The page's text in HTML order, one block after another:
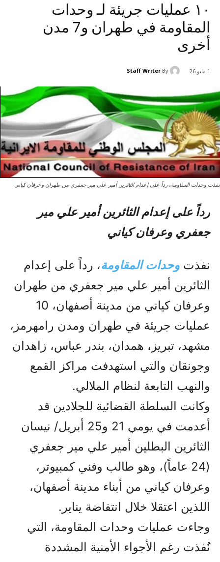
۱۰ عمليات جريئة لـ وحدات
المقاومة في طهران و7 مدن
أخرى
1 مايو 26 By
Staff Writer
نفذت وحدات المقاومة، رداً على إعدام الثائرين أمير علي مير جعفري من طهران وعرفان كياني
رداً على إعدام الثائرين أمير علي مير
جعفري وعرفان كياني
نفذت وحدات المقاومة، رداً على إعدام
الثائرين أمير علي مير جعفري من طهران
وعرفان كياني من مدينة أصفهان، 10
عمليات جريئة في طهران ومدن رامهرمز،
مشهد، تبريز، همدان، بندر عباس، زاهدان
وجونقان والتي استهدفت مراكز القمع
والنهب التابعة لنظام الملالي.
وكانت السلطة القضائية للجلادين قد
أعدمت في يومي 21 و25 أبريل/ نيسان
الثائرين البطلين أمير علي مير جعفري
(24 عاماً)، وهو طالب وفني كمبيوتر،
وعرفان كياني من أبناء مدينة أصفهان،
اللذين اعتقلا خلال انتفاضة يناير.
وجاءت عمليات وحدات المقاومة، التي
نُفذت رغم الأجواء الأمنية المشددة